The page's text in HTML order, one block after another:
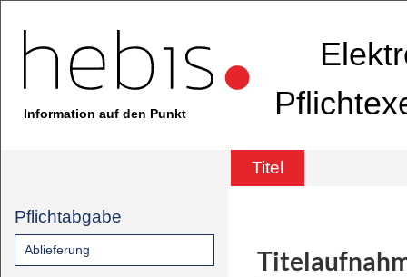
Information auf den Punkt
Titel
Pflichtabgabe
Ablieferung